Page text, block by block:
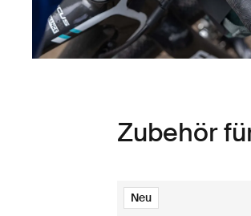
Zubehör
Neu